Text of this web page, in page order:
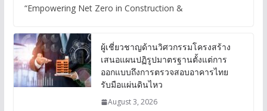
“Empowering Net Zero in Construction &
ผู้เชี่ยวชาญด้านวิศวกรรมโครงสร้าง
เสนอแผนปฏิรูปมาตรฐานตั้งแต่การ
ออกแบบถึงการตรวจสอบอาคารไทย
รับมือแผ่นดินไหว
August 3, 2026